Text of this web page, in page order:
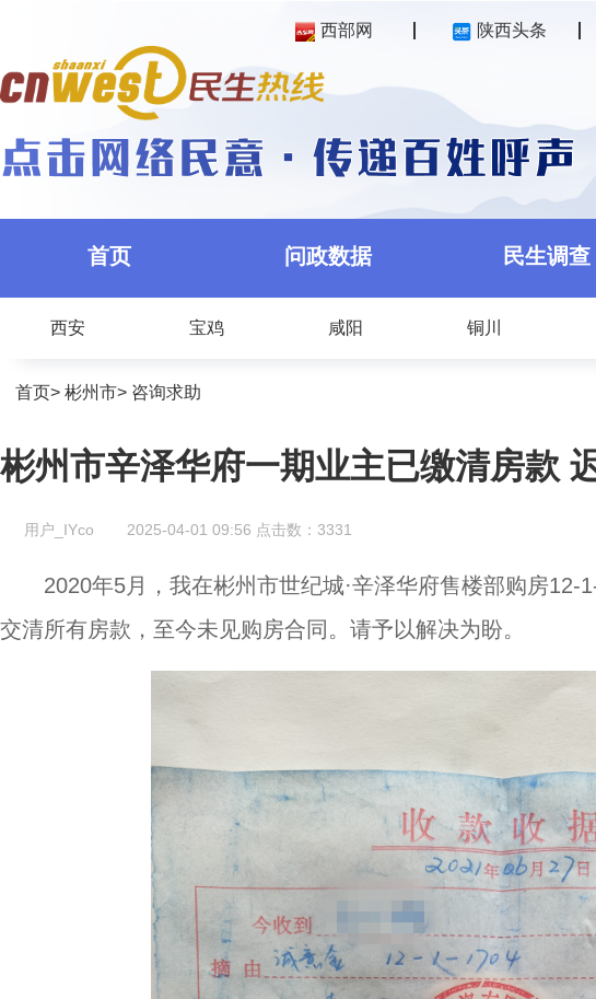
西部网 陕西头条
首页 问政数据 民生调查
西安 宝鸡 咸阳 铜川
首页> 彬州市> 咨询求助
彬州市辛泽华府一期业主已缴清房款
用户_IYco 2025-04-01 09:56 点击数： 3331
2020年5月，我在彬州市世纪城·辛泽华府售楼部购房
交清所有房款，至今未见购房合同。请予以解决为盼。